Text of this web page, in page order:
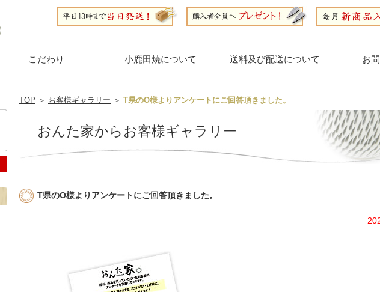
こだわり 小鹿田焼について 送料及び配送について お
TOP ＞ お客様ギャラリー ＞ T県のO様よりアンケートにご回答頂きました。
おんた家からお客様ギャラリー
T県のO様よりアンケートにご回答頂きました。